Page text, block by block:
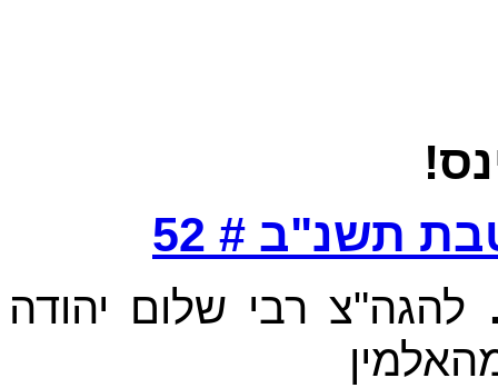
תשנ"ב # 52
להגה"צ רבי שלום יהודה